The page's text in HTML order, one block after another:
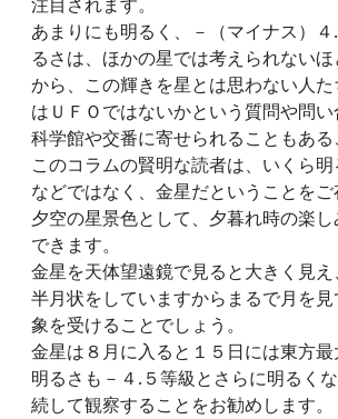
注目されます。
あまりにも明るく、－（マイナス）
るさは、ほかの星では考えられない
から、この輝きを星とは思わない人
はＵＦＯではないかという質問や問
科学館や交番に寄せられることもある
このコラムの賢明な読者は、いくら
などではなく、金星だということをご
夕空の星景色として、夕暮れ時の楽
できます。
金星を天体望遠鏡で見ると大きく見
半月状をしていますからまるで月を
象を受けることでしょう。
金星は８月に入ると１５日には東方最
明るさも－４.５等級とさらに明るく
続して観察することをお勧めします。